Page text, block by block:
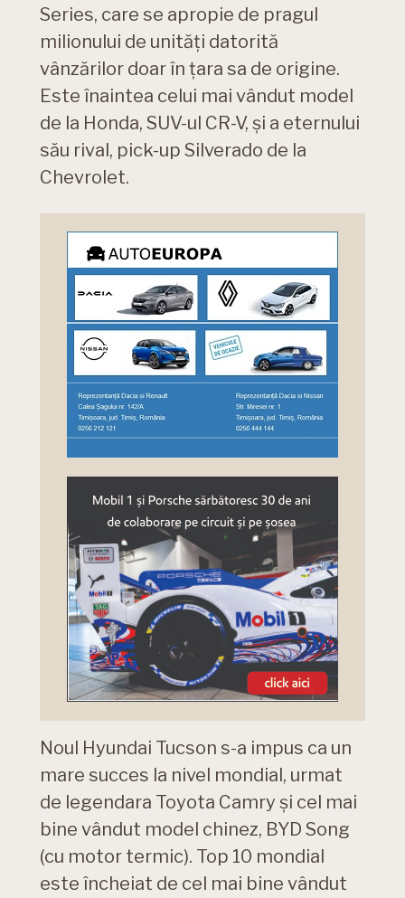
Series, care se apropie de pragul
milionului de unități datorită
vânzărilor doar în țara sa de origine.
Este înaintea celui mai vândut model
de la Honda, SUV-ul CR-V, și a eternului
său rival, pick-up Silverado de la
Chevrolet.
Noul Hyundai Tucson s-a impus ca un
mare succes la nivel mondial, urmat
de legendara Toyota Camry și cel mai
bine vândut model chinez, BYD Song
(cu motor termic). Top 10 mondial
este încheiat de cel mai bine vândut